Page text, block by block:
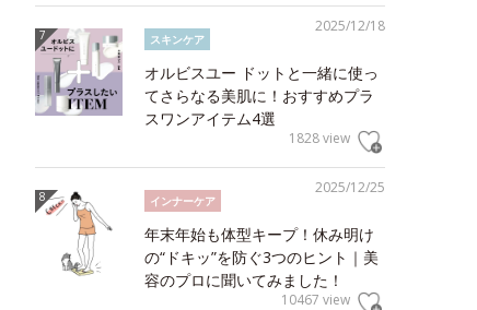
2025/12/18
スキンケア
オルビスユー ドットと一緒に使っ
てさらなる美肌に！おすすめプラ
スワンアイテム4選
1828 view
2025/12/25
インナーケア
年末年始も体型キープ！休み明け
の“ドキッ”を防ぐ3つのヒント｜美
容のプロに聞いてみました！
10467 view